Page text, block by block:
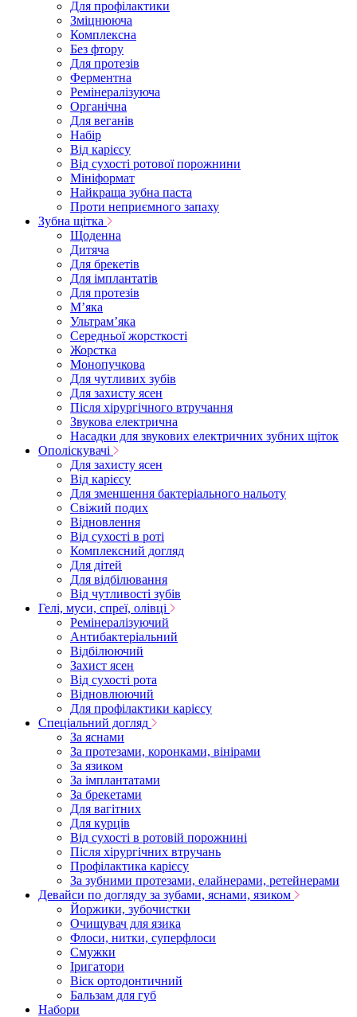
Для профілактики
Зміцнююча
Комплексна
Без фтору
Для протезів
Ферментна
Ремінералізуюча
Органічна
Для веганів
Набір
Від карієсу
Від сухості ротової порожнини
Мініформат
Найкраща зубна паста
Проти неприємного запаху
Зубна щітка
Щоденна
Дитяча
Для брекетів
Для імплантатів
Для протезів
Мʼяка
Ультрамʼяка
Середньої жорсткості
Жорстка
Монопучкова
Для чутливих зубів
Для захисту ясен
Після хірургічного втручання
Звукова електрична
Насадки для звукових електричних зубних щіток
Ополіскувачі
Для захисту ясен
Від карієсу
Для зменшення бактеріального нальоту
Свіжий подих
Відновлення
Від сухості в роті
Комплексний догляд
Для дітей
Для відбілювання
Від чутливості зубів
Гелі, муси, спреї, олівці
Ремінералізуючий
Антибактеріальний
Відбілюючий
Захист ясен
Від сухості рота
Відновлюючий
Для профілактики карієсу
Спеціальний догляд
За яснами
За протезами, коронками, вінірами
За язиком
За імплантатами
За брекетами
Для вагітних
Для курців
Від сухості в ротовій порожнині
Після хірургічних втручань
Профілактика карієсу
За зубними протезами, елайнерами, ретейнерами
Девайси по догляду за зубами, яснами, язиком
Йоржики, зубочистки
Очищувач для язика
Флоси, нитки, суперфлоси
Смужки
Іригатори
Віск ортодонтичний
Бальзам для губ
Набори